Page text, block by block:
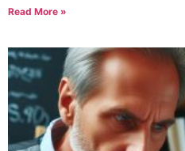
Read More »